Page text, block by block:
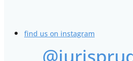
find us on instagram